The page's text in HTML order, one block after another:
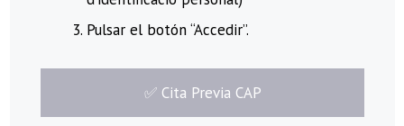
Pulsar el botón “Accedir”.
​✅​ Cita Previa CAP